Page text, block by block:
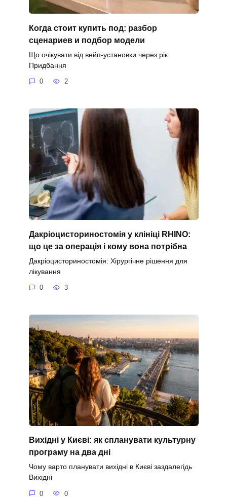
Когда стоит купить под: разбор
сценариев и подбор модели
Що очікувати від вейп-установки через рік
Придбання
0 2
Дакріоцисториностомія у клініці RHINO:
що це за операція і кому вона потрібна
Дакріоцисториностомія: Хірургічне рішення для
лікування
0 3
Вихідні у Києві: як спланувати культурну
програму на два дні
Чому варто планувати вихідні в Києві заздалегідь
Вихідні
0 0